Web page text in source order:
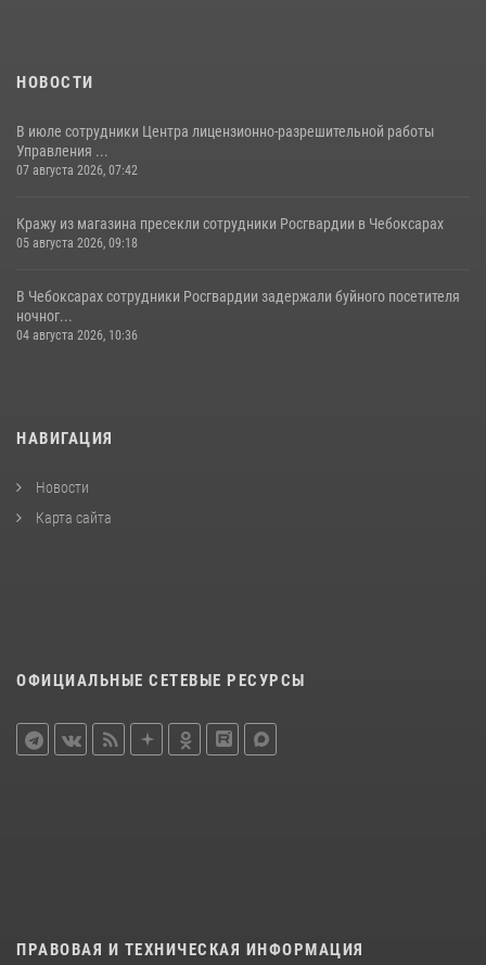
НОВОСТИ
В июле сотрудники Центра лицензионно-разрешительной работы
Управления ...
07 августа 2026, 07:42
Кражу из магазина пресекли сотрудники Росгвардии в Чебоксарах
05 августа 2026, 09:18
В Чебоксарах сотрудники Росгвардии задержали буйного посетителя
ночног...
04 августа 2026, 10:36
НАВИГАЦИЯ
Новости
Карта сайта
ОФИЦИАЛЬНЫЕ СЕТЕВЫЕ РЕСУРСЫ
ПРАВОВАЯ И ТЕХНИЧЕСКАЯ ИНФОРМАЦИЯ